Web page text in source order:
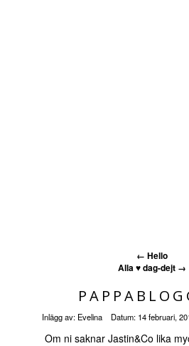
← Hello
Alla ♥ dag-dejt →
Inlägg av: Evelina Datum: 14 februari,
Om ni saknar Jastin&Co lika